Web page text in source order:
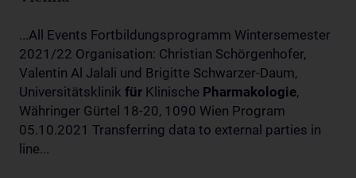
...All Events Fortbildungsprogramm Wintersemester
2021/22 Organisation: Christian Schörgenhofer,
Valentin Al Jalali und Brigitte Schwarzer-Daum,
Universitätsklinik für Klinische Pharmakologie,
Währinger Gürtel 18-20, 1090 Wien Program
05.10.2021 Transferring data to external parties in
line...